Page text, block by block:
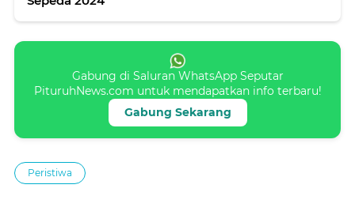
Gabung di Saluran WhatsApp Seputar
PituruhNews.com untuk mendapatkan info terbaru!
Gabung Sekarang
Peristiwa